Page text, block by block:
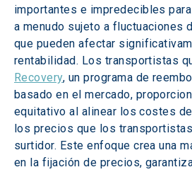
importantes e impredecibles
a menudo sujeto a fluctuaciones
que pueden afectar
rentabilidad. Los transportistas
Recovery, un programa de
basado en el mercado,
equitativo al alinear los costes
los precios que los
surtidor. Este enfoque crea una
en la fijación de precios,